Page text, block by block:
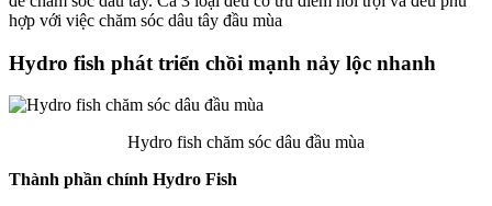
hợp với việc chăm sóc dâu tây đầu mùa
Hydro fish phát triển chồi mạnh nảy lộc nhanh
Hydro fish chăm sóc dâu đầu mùa
Thành phần chính Hydro Fish